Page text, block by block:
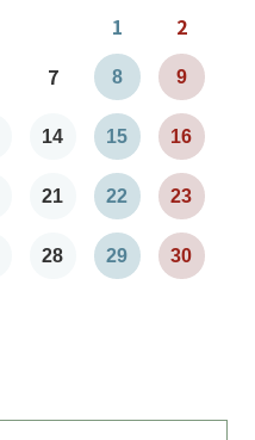
1
2
7 8 9
14 15 16
21 22 23
28 29 30